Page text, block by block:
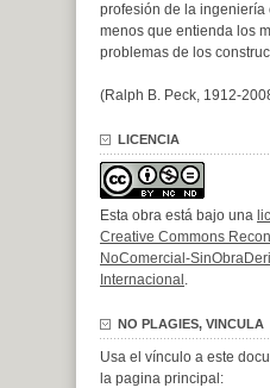
profesión de la ingeniería
menos que entienda los
problemas de los
(Ralph B. Peck, 1912-
LICENCIA
Esta obra está bajo una
Creative Commons
NoComercial-
Internacional .
NO PLAGIES, VINCULA
Usa el vínculo a este
la pagina principal: